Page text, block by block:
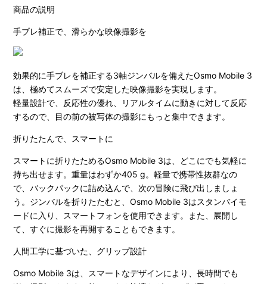
商品の説明
手ブレ補正で、滑らかな映像撮影を
効果的に手ブレを補正する3軸ジンバルを備えたOsmo Mobile 3
は、極めてスムーズで安定した映像撮影を実現します。
軽量設計で、反応性の優れ、リアルタイムに動きに対して反応
するので、目の前の被写体の撮影にもっと集中できます。
折りたたんで、スマートに
スマートに折りたためるOsmo Mobile 3は、どこにでも気軽に
持ち出せます。重量はわずか405 g。軽量で携帯性抜群なの
で、バックパックに詰め込んで、次の冒険に飛び出しましょ
う。ジンバルを折りたたむと、Osmo Mobile 3はスタンバイモ
ードに入り、スマートフォンを使用できます。また、展開し
て、すぐに撮影を再開することもできます。
人間工学に基づいた、グリップ設計
Osmo Mobile 3は、スマートなデザインにより、長時間でも